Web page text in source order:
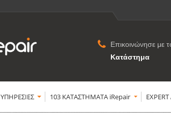
Επικοινώνησε με
Κατάστημα
YΠΗΡΕΣΙΕΣ 103 ΚΑΤΑΣΤΗΜΑΤΑ iRepair